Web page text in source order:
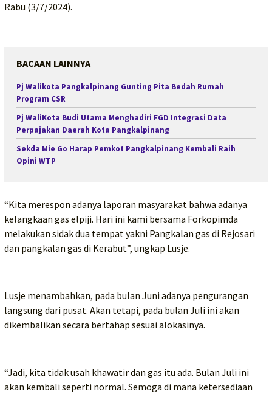
Rabu (3/7/2024).
BACAAN LAINNYA
Pj Walikota Pangkalpinang Gunting Pita Bedah Rumah
Program CSR
Pj WaliKota Budi Utama Menghadiri FGD Integrasi Data
Perpajakan Daerah Kota Pangkalpinang
Sekda Mie Go Harap Pemkot Pangkalpinang Kembali Raih
Opini WTP
“Kita merespon adanya laporan masyarakat bahwa adanya
kelangkaan gas elpiji. Hari ini kami bersama Forkopimda
melakukan sidak dua tempat yakni Pangkalan gas di Rejosari
dan pangkalan gas di Kerabut”, ungkap Lusje.
Lusje menambahkan, pada bulan Juni adanya pengurangan
langsung dari pusat. Akan tetapi, pada bulan Juli ini akan
dikembalikan secara bertahap sesuai alokasinya.
“Jadi, kita tidak usah khawatir dan gas itu ada. Bulan Juli ini
akan kembali seperti normal. Semoga di mana ketersediaan